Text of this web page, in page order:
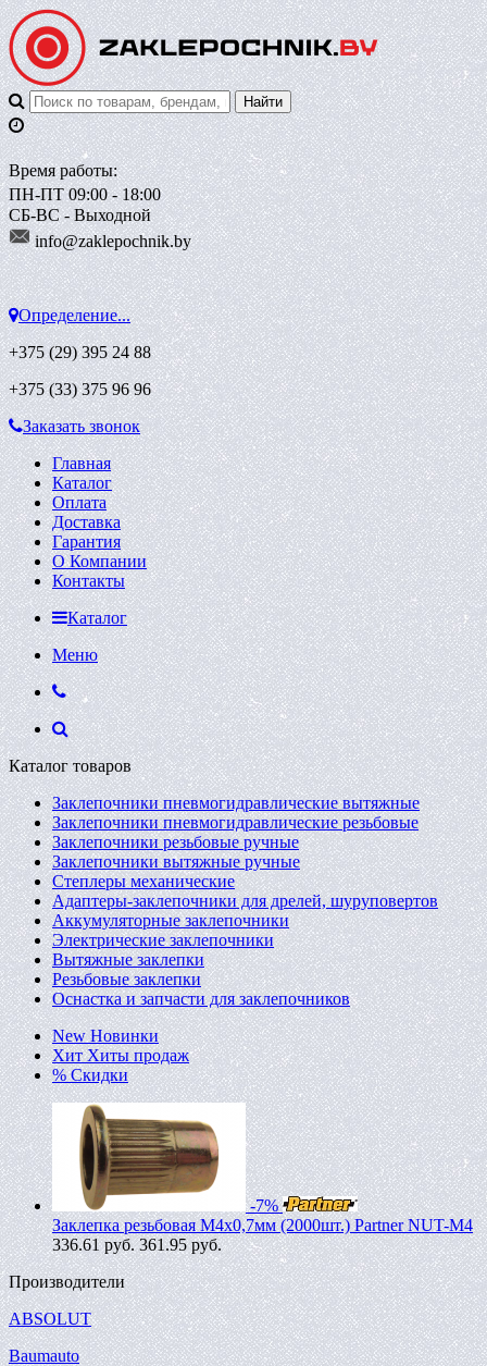
Время работы:
ПН-ПТ 09:00 - 18:00
СБ-ВС - Выходной
info@zaklepochnik.by
Определение...
+375 (29)395 24 88
+375 (33)375 96 96
Заказать звонок
Главная
Каталог
Оплата
Доставка
Гарантия
О Компании
Контакты
Каталог
Меню
Каталог товаров
Заклепочники пневмогидравлические вытяжные
Заклепочники пневмогидравлические резьбовые
Заклепочники резьбовые ручные
Заклепочники вытяжные ручные
Степлеры механические
Адаптеры-заклепочники для дрелей, шуруповертов
Аккумуляторные заклепочники
Электрические заклепочники
Вытяжные заклепки
Резьбовые заклепки
Оснастка и запчасти для заклепочников
New Новинки
Хит Хиты продаж
% Скидки
-7%
Заклепка резьбовая M4х0,7мм (2000шт.) Partner NUT-M4
336.61руб. 361.95 руб.
Производители
ABSOLUT
Baumauto